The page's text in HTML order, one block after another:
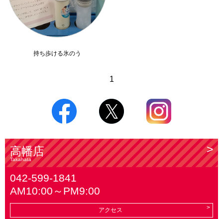
持ち歩ける氷のう
1
高幡店
Takahata
042-599-1841
AM10:00～PM9:00
アクセス